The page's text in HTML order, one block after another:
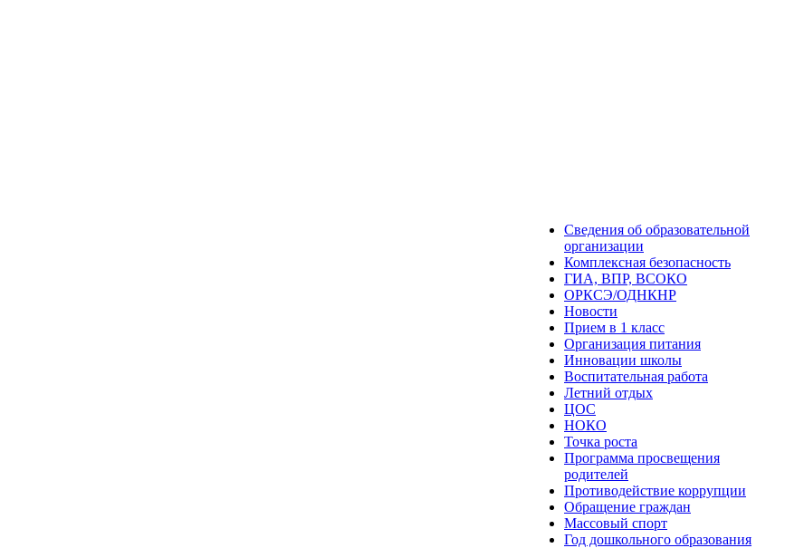
Сведения об образовательной
организации
Комплексная безопасность
ГИА, ВПР, ВСОКО
ОРКСЭ/ОДНКНР
Новости
Прием в 1 класс
Организация питания
Инновации школы
Воспитательная работа
Летний отдых
ЦОС
НОКО
Точка роста
Программа просвещения
родителей
Противодействие коррупции
Обращение граждан
Массовый спорт
Год дошкольного образования